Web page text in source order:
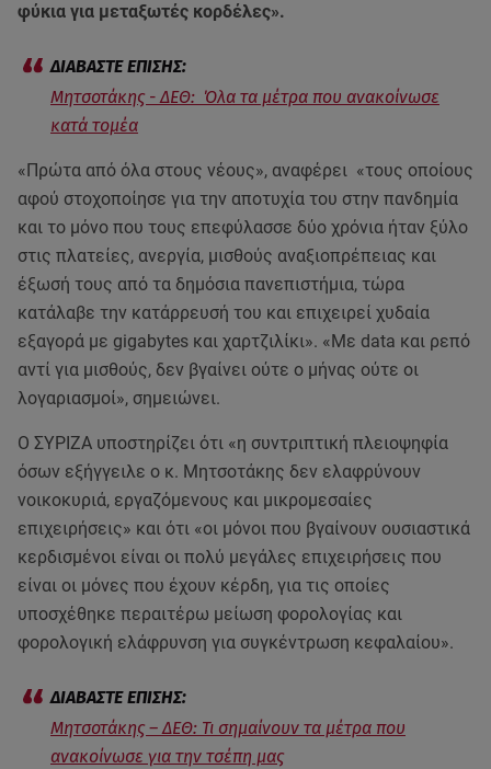
φύκια για μεταξωτές κορδέλες».
Μητσοτάκης - ΔΕΘ: Όλα τα μέτρα που ανακοίνωσε
κατά τομέα
«Πρώτα από όλα στους νέους», αναφέρει «τους οποίους
αφού στοχοποίησε για την αποτυχία του στην πανδημία
και το μόνο που τους επεφύλασσε δύο χρόνια ήταν ξύλο
στις πλατείες, ανεργία, μισθούς αναξιοπρέπειας και
έξωσή τους από τα δημόσια πανεπιστήμια, τώρα
κατάλαβε την κατάρρευσή του και επιχειρεί χυδαία
εξαγορά με gigabytes και χαρτζιλίκι». «Με data και ρεπό
αντί για μισθούς, δεν βγαίνει ούτε ο μήνας ούτε οι
λογαριασμοί», σημειώνει.
Ο ΣΥΡΙΖΑ υποστηρίζει ότι «η συντριπτική πλειοψηφία
όσων εξήγγειλε ο κ. Μητσοτάκης δεν ελαφρύνουν
νοικοκυριά, εργαζόμενους και μικρομεσαίες
επιχειρήσεις» και ότι «οι μόνοι που βγαίνουν ουσιαστικά
κερδισμένοι είναι οι πολύ μεγάλες επιχειρήσεις που
είναι οι μόνες που έχουν κέρδη, για τις οποίες
υποσχέθηκε περαιτέρω μείωση φορολογίας και
φορολογική ελάφρυνση για συγκέντρωση κεφαλαίου».
Μητσοτάκης – ΔΕΘ: Τι σημαίνουν τα μέτρα που
ανακοίνωσε για την τσέπη μας